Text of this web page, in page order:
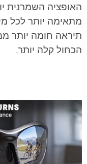
האופציה השמרנית
מתאימה יותר לכל
תיראה חומה יותר
הכחול קלה יותר.